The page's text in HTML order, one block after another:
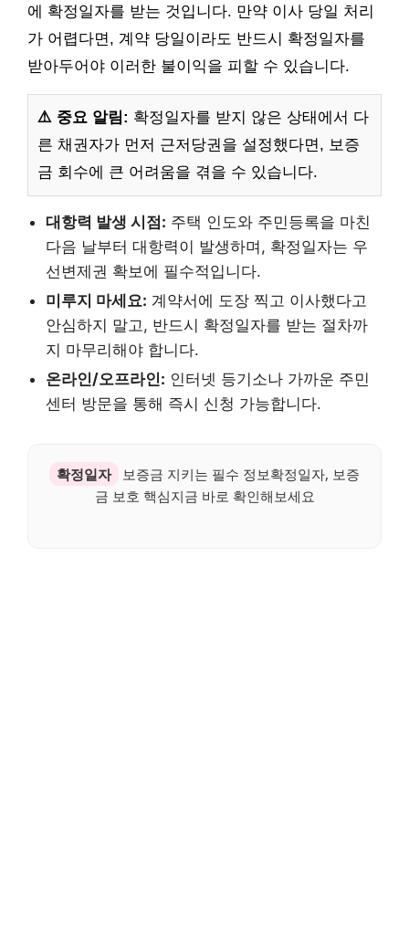
에 확정일자를 받는 것입니다. 만약 이사 당일 처리
가 어렵다면, 계약 당일이라도 반드시 확정일자를
받아두어야 이러한 불이익을 피할 수 있습니다.
⚠️ 중요 알림: 확정일자를 받지 않은 상태에서 다
른 채권자가 먼저 근저당권을 설정했다면, 보증
금 회수에 큰 어려움을 겪을 수 있습니다.
대항력 발생 시점: 주택 인도와 주민등록을 마친
다음 날부터 대항력이 발생하며, 확정일자는 우
선변제권 확보에 필수적입니다.
미루지 마세요: 계약서에 도장 찍고 이사했다고
안심하지 말고, 반드시 확정일자를 받는 절차까
지 마무리해야 합니다.
온라인/오프라인: 인터넷 등기소나 가까운 주민
센터 방문을 통해 즉시 신청 가능합니다.
확정일자
보증금 지키는 필수 정보확정일자, 보증
금 보호 핵심지금 바로 확인해보세요